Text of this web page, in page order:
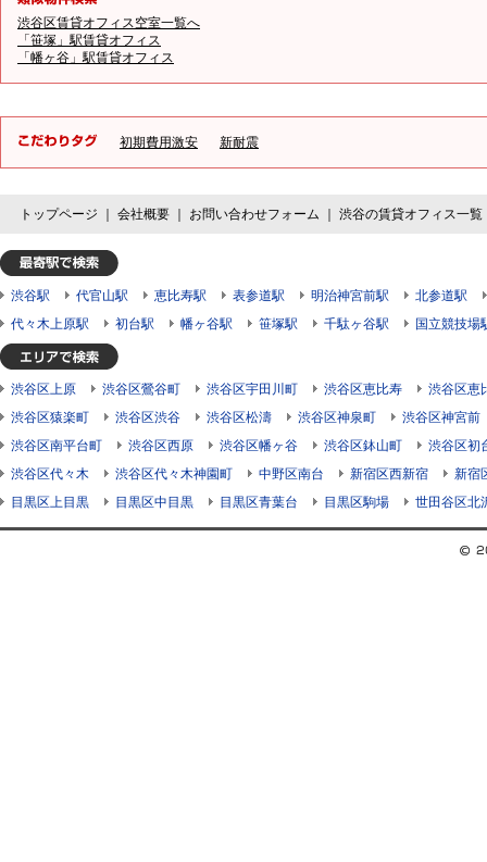
渋谷区賃貸オフィス空室一覧へ
「笹塚」駅賃貸オフィス
「幡ヶ谷」駅賃貸オフィス
初期費用激安 新耐震
トップページ 会社概要 お問い合わせフォーム 渋谷の賃貸オフィス一覧
渋谷駅 代官山駅 恵比寿駅 表参道駅 明治神宮前駅
北参道駅
代々木上原駅
初台駅 幡ヶ谷駅 笹塚駅 千駄ヶ谷駅 国立競技場
渋谷区上原 渋谷区鶯谷町 渋谷区宇田川町 渋谷区恵比寿
渋谷区恵
渋谷区猿楽町
渋谷区渋谷 渋谷区松濤 渋谷区神泉町
渋谷区神宮前
渋谷区南平台町
渋谷区西原 渋谷区幡ヶ谷 渋谷区鉢山町
渋谷区初
渋谷区代々木
渋谷区代々木神園町 中野区南台 新宿区西新宿
新宿
目黒区上目黒
目黒区中目黒 目黒区青葉台 目黒区駒場 世田谷区北